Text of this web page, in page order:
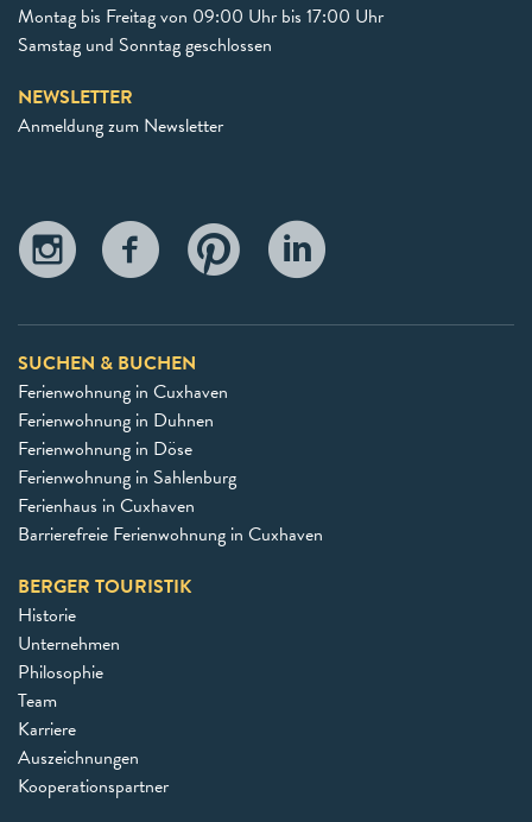
Montag bis Freitag von 09:00 Uhr bis 17:00 Uhr
Samstag und Sonntag geschlossen
NEWSLETTER
Anmeldung zum Newsletter
SUCHEN & BUCHEN
Ferienwohnung in Cuxhaven
Ferienwohnung in Duhnen
Ferienwohnung in Döse
Ferienwohnung in Sahlenburg
Ferienhaus in Cuxhaven
Barrierefreie Ferienwohnung in Cuxhaven
BERGER TOURISTIK
Historie
Unternehmen
Philosophie
Team
Karriere
Auszeichnungen
Kooperationspartner